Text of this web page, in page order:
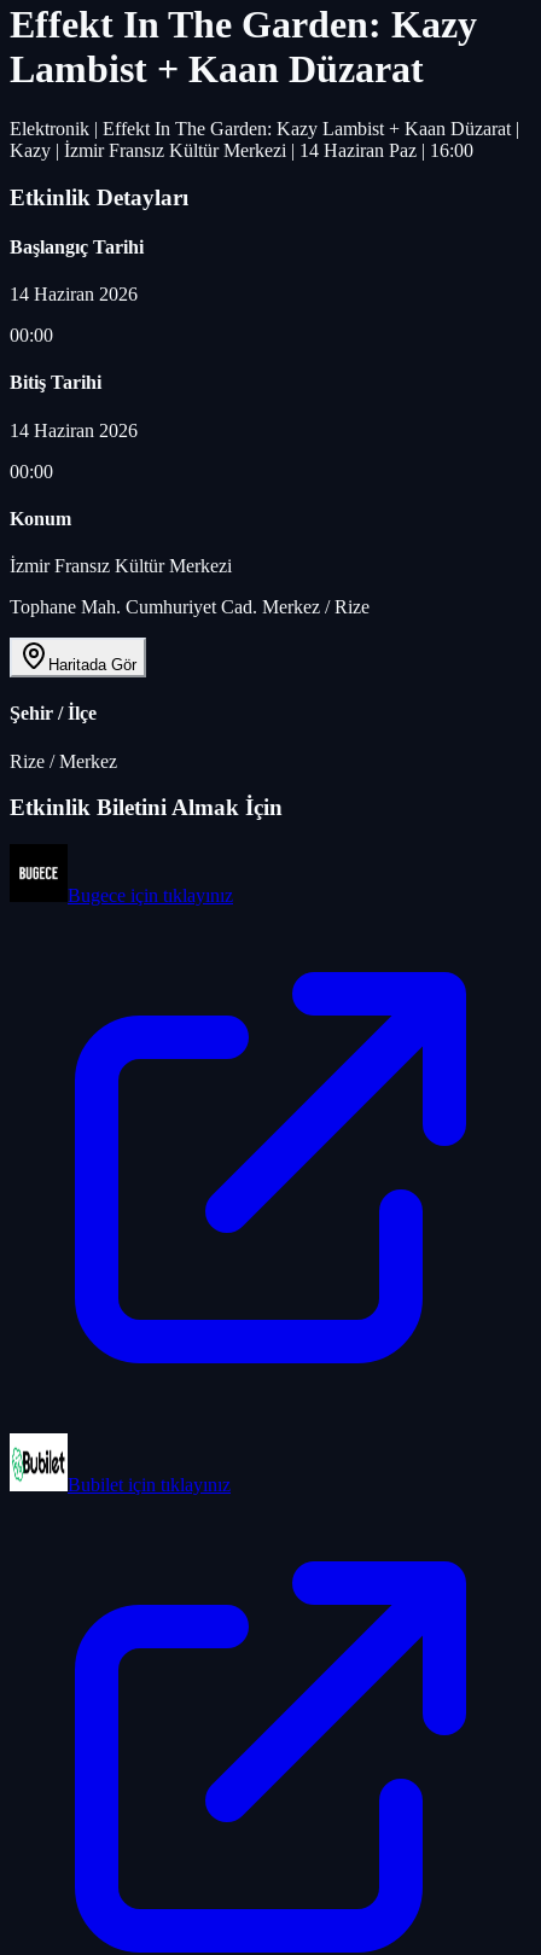
Effekt In The Garden: Kazy
Lambist + Kaan Düzarat
Elektronik | Effekt In The Garden: Kazy Lambist + Kaan Düzarat |
Kazy | İzmir Fransız Kültür Merkezi | 14 Haziran Paz | 16:00
Etkinlik Detayları
Başlangıç Tarihi
14 Haziran 2026
00:00
Bitiş Tarihi
14 Haziran 2026
00:00
Konum
İzmir Fransız Kültür Merkezi
Tophane Mah. Cumhuriyet Cad. Merkez / Rize
Haritada Gör
Şehir / İlçe
Rize /Merkez
Etkinlik Biletini Almak İçin
Bugece için tıklayınız
Bubilet için tıklayınız